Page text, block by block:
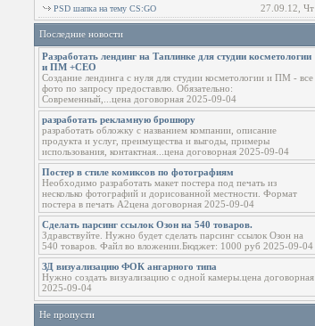
27.09.12, Чт
PSD шапка на тему CS:GO
Последние новости
Разработать лендинг на Таплинке для студии косметологии
и ПМ +СЕО
Создание лендинга с нуля для студии косметологии и ПМ - все
фото по запросу предоставлю. Обязательно:
Современный,...цена договорная 2025-09-04
разработать рекламную брошюру
разработать обложку с названием компании, описание
продукта и услуг, преимущества и выгоды, примеры
использования, контактная...цена договорная 2025-09-04
Постер в стиле комиксов по фотографиям
Необходимо разработать макет постера под печать из
несколько фотографий и дорисованной местности. Формат
постера в печать А2цена договорная 2025-09-04
Сделать парсинг ссылок Озон на 540 товаров.
Здравствуйте. Нужно будет сделать парсинг ссылок Озон на
540 товаров. Файл во вложении.Бюджет: 1000 руб 2025-09-04
ЗД визуализацию ФОК ангарного типа
Нужно создать визуализацию с одной камеры.цена договорная
2025-09-04
Не пропусти